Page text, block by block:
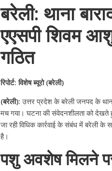
बरेली: थाना
एएसपी शिवम
गठित
रिपोर्ट: विशेष ब्यूरो (बरेली)
(बरेली): उत्तर प्रदेश के बरेली जनपद के
मच गया। घटना की संवेदनशीलता को देखते
जा रही विधिक कार्रवाई के संबंध में बरेली
है।
पशु अवशेष मिलने